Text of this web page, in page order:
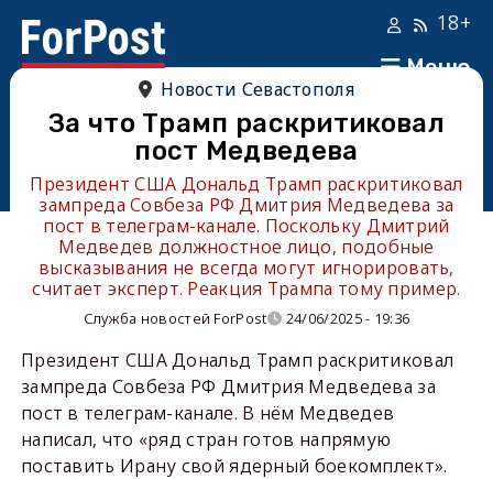
Меню
18+
Новости Севастополя
За что Трамп раскритиковал
пост Медведева
Президент США Дональд Трамп раскритиковал
зампреда Совбеза РФ Дмитрия Медведева за
пост в телеграм-канале. Поскольку Дмитрий
Медведев должностное лицо, подобные
высказывания не всегда могут игнорировать,
считает эксперт. Реакция Трампа тому пример.
Служба новостей ForPost 24/06/2025 - 19:36
Президент США Дональд Трамп раскритиковал
зампреда Совбеза РФ Дмитрия Медведева за
пост в телеграм-канале. В нём Медведев
написал, что «ряд стран готов напрямую
поставить Ирану свой ядерный боекомплект».